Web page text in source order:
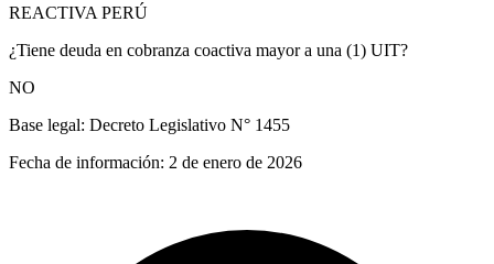
REACTIVA PERÚ
¿Tiene deuda en cobranza coactiva mayor a una (1) UIT?
NO
Base legal: Decreto Legislativo N° 1455
Fecha de información: 2 de enero de 2026